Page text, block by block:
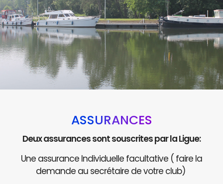
ASSURANCES
Deux assurances sont souscrites par la Ligue:
Une assurance Individuelle facultative ( faire la
demande au secrétaire de votre club)